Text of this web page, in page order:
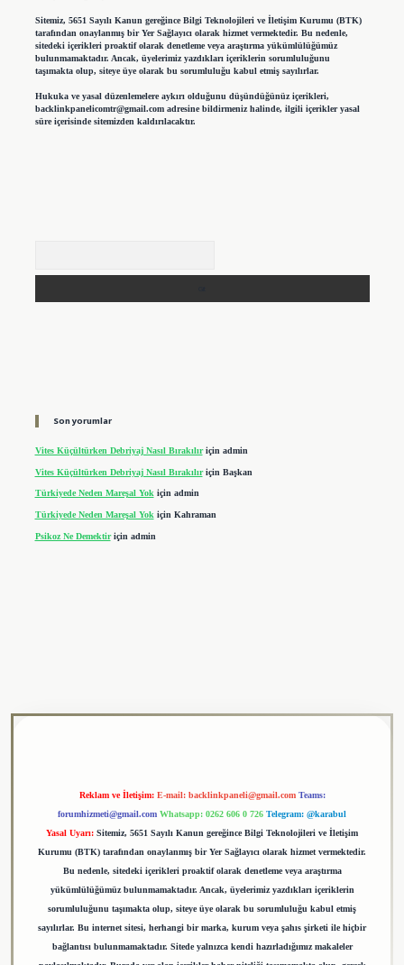
Sitemiz, 5651 Sayılı Kanun gereğince Bilgi Teknolojileri ve İletişim Kurumu (BTK)
tarafından onaylanmış bir Yer Sağlayıcı olarak hizmet vermektedir. Bu nedenle,
sitedeki içerikleri proaktif olarak denetleme veya araştırma yükümlülüğümüz
bulunmamaktadır. Ancak, üyelerimiz yazdıkları içeriklerin sorumluluğunu
taşımakta olup, siteye üye olarak bu sorumluluğu kabul etmiş sayılırlar.
Hukuka ve yasal düzenlemelere aykırı olduğunu düşündüğünüz içerikleri,
backlinkpanelicomtr@gmail.comadresine bildirmeniz halinde, ilgili içerikler yasal
süre içerisinde sitemizden kaldırılacaktır.
Son yorumlar
Vites Küçültürken Debriyaj Nasıl Bırakılıriçin admin
Vites Küçültürken Debriyaj Nasıl Bırakılıriçin Başkan
Türkiyede Neden Mareşal Yokiçin admin
Türkiyede Neden Mareşal Yok için Kahraman
Psikoz Ne Demektiriçin admin
Reklam ve İletişim: E-mail: backlinkpaneli@gmail.com Teams:
forumhizmeti@gmail.com Whatsapp: 0262 606 0 726 Telegram: @karabul
Yasal Uyarı: Sitemiz, 5651 Sayılı Kanun gereğince Bilgi Teknolojileri ve İletişim
Kurumu (BTK) tarafından onaylanmış bir Yer Sağlayıcı olarak hizmet vermektedir.
Bu nedenle, sitedeki içerikleri proaktif olarak denetleme veya araştırma
yükümlülüğümüz bulunmamaktadır. Ancak, üyelerimiz yazdıkları içeriklerin
sorumluluğunu taşımakta olup, siteye üye olarak bu sorumluluğu kabul etmiş
sayılırlar. Bu internet sitesi, herhangi bir marka, kurum veya şahıs şirketi ile hiçbir
bağlantısı bulunmamaktadır. Sitede yalnızca kendi hazırladığımız makaleler